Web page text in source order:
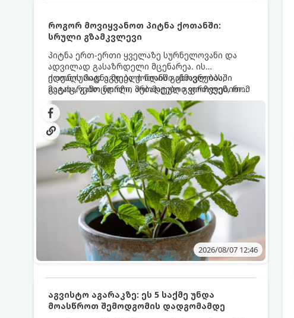
როგორ მოვიყვანოთ პიტნა ქოთანში:
სრული გზამკვლევი
პიტნა ერთ-ერთი ყველაზე სურნელოვანი და
ადვილად გასაზრდელი მცენარეა. ის
იდეალურად ეგუება ქოთანში ცხოვრებას,
მეტიც, გამოცდილი მებაღეები გვირჩევენ, რომ
პიტნა მხოლოდ ქოთანში მოვიყვანოთ, რადგან
ღია გრუნტში (ბაღში) დარგვისას ის ფესვებით
ძალიან სწრაფად ვრცელდება და სხვა
მცენარეებს ავიწროებს.
ქოთნის პიტნა მთელი წლის განმავლობაში
გაგახარებთ ნორჩი, არომატული ფოთლებით
ჩაის, ლიმონათისა თუ კერძებისთვის.
2026/08/07 12:46
აგვისტო აგარაკზე: ეს 5 საქმე უნდა
მოასწროთ შემოდგომის დადგომამდე